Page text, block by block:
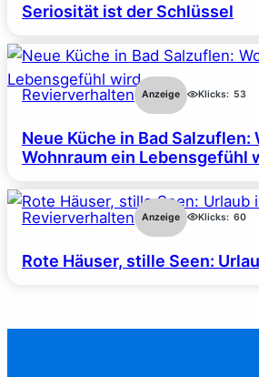
Seriosität ist der Schlüssel
Revierverhalten Anzeige Klicks: 53
Neue Küche in Bad Salzuflen:
Wohnraum ein Lebensgefühl
Revierverhalten Anzeige Klicks: 60
Rote Häuser, stille Seen: